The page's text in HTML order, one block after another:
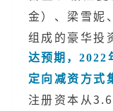
金）、梁雪妮
组成的豪华投
达预期，2022
定向减资方式
注册资本从